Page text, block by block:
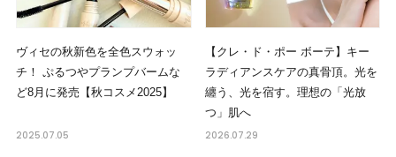
ヴィセの秋新色を全色スウォッ
チ！ ぷるつやプランプバームな
ど8月に発売【秋コスメ2025】
2025.07.05
【クレ・ド・ポー ボーテ】キー
ラディアンスケアの真骨頂。光を
纏う、光を宿す。理想の「光放
つ」肌へ
2026.07.29